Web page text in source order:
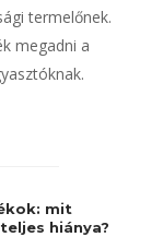
termelőnek.
megadni a
mit
hiánya?